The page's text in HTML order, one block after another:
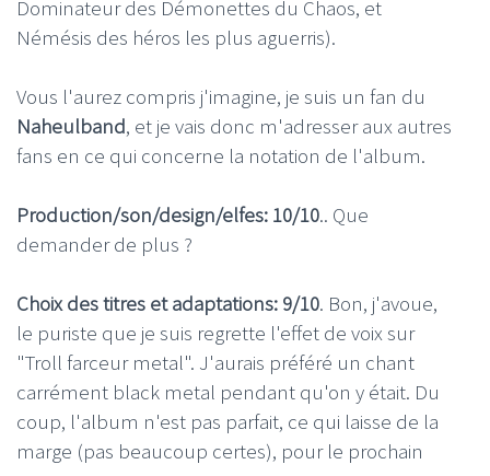
Dominateur des Démonettes du Chaos, et
Némésis des héros les plus aguerris).
Vous l'aurez compris j'imagine, je suis un fan du
Naheulband, et je vais donc m'adresser aux autres
fans en ce qui concerne la notation de l'album.
Production/son/design/elfes: 10/10.. Que
demander de plus ?
Choix des titres et adaptations: 9/10. Bon, j'avoue,
le puriste que je suis regrette l'effet de voix sur
"Troll farceur metal". J'aurais préféré un chant
carrément black metal pendant qu'on y était. Du
coup, l'album n'est pas parfait, ce qui laisse de la
marge (pas beaucoup certes), pour le prochain